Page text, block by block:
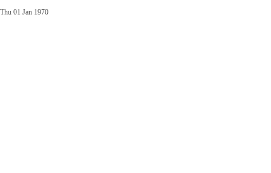
Thu 01 Jan 1970